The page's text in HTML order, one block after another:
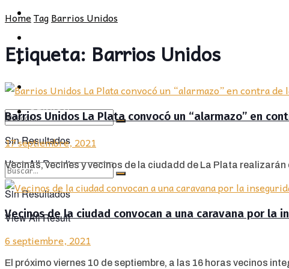
CULTURA
Sin Resultados
View All Result
PROVINCIA
SOCIEDAD
CULTURA
OPINIÓN
Sin Resultados
View All Result
HomeTagBarrios Unidos
Etiqueta: Barrios Unidos
Barrios Unidos La Plata convocó un “alarmazo” en
17 septiembre, 2021
Vecinas, vecines y vecinos de la ciudadd de La Plata
Vecinos de la ciudad convocan a una caravana por la
6 septiembre, 2021
El próximo viernes 10 de septiembre, a las 16 horas vecinos